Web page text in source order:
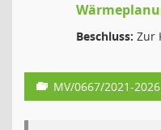
Beschluss: Zur
MV/0667/2021-2026